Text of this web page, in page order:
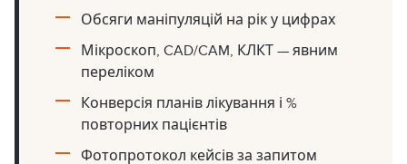
Обсяги маніпуляцій на рік у цифрах
Мікроскоп, CAD/CAM, КЛКТ — явним
переліком
Конверсія планів лікування і %
повторних пацієнтів
Фотопротокол кейсів за запитом